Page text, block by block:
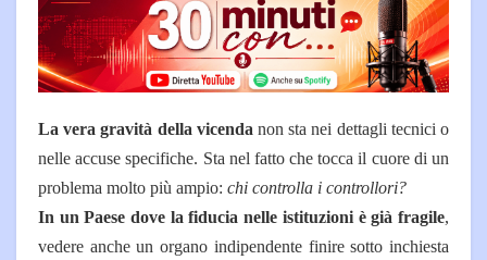
La vera gravità della vicenda non sta nei dettagli tecnici o
nelle accuse specifiche. Sta nel fatto che tocca il cuore di un
problema molto più ampio: chi controlla i controllori?
In un Paese dove la fiducia nelle istituzioni è già fragile,
vedere anche un organo indipendente finire sotto inchiesta